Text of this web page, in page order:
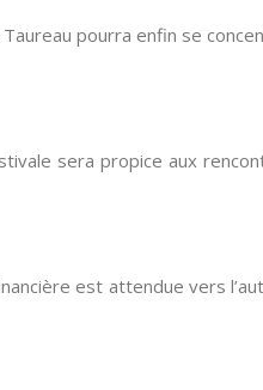
pourra enfin se
sera propice aux
est attendue vers